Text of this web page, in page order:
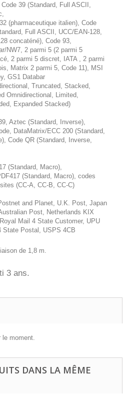
Code 39 (Standard, Full ASCII,
(pharmaceutique italien), Code
Full ASCII, UCC/EAN-128,
concaténé), Code 93,
NW7, 2 parmi 5 (2 parmi 5
2 parmi 5 discret, IATA , 2 parmi
Matrix 2 parmi 5, Code 11), MSI
GS1 Databar
Truncated, Stacked,
Omnidirectional, Limited,
Expanded Stacked)
Aztec (Standard, Inverse),
DataMatrix/ECC 200 (Standard,
Code QR (Standard, Inverse,
(Standard, Macro),
(Standard, Macro), codes
(CC-A, CC-B, CC-C)
and Planet, U.K. Post, Japan
Post, Netherlands KIX
Mail 4 State Customer, UPU
State Postal, USPS 4CB
de 1,8 m.
3 ans.
le moment.
DANS LA MÊME